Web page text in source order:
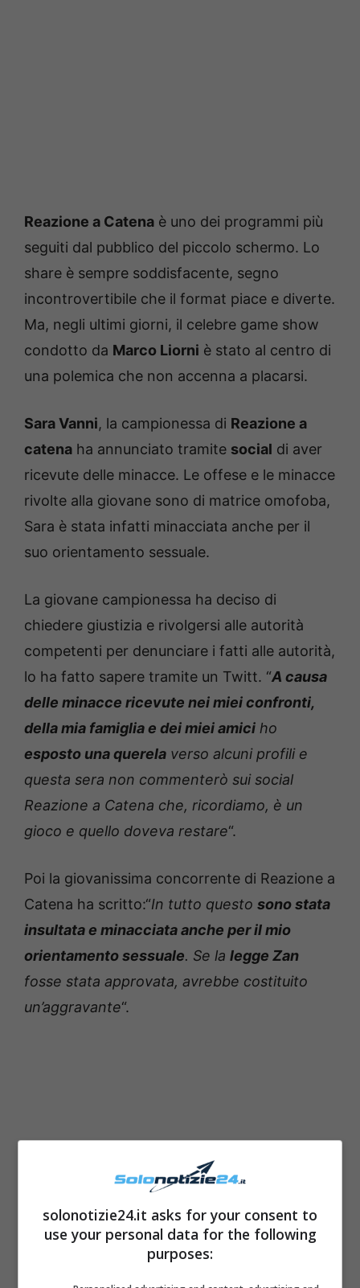
Reazione a Catena è uno dei programmi più
seguiti dal pubblico del piccolo schermo. Lo
share è sempre soddisfacente, segno
incontrovertibile che il format piace e diverte.
Ma, negli ultimi giorni, il celebre game show
condotto da Marco Liorni è stato al centro di
una polemica che non accenna a placarsi.
Sara Vanni, la campionessa di Reazione a
catena ha annunciato tramite social di aver
ricevute delle minacce. Le offese e le minacce
rivolte alla giovane sono di matrice omofoba,
Sara è stata infatti minacciata anche per il
suo orientamento sessuale.
La giovane campionessa ha deciso di
chiedere giustizia e rivolgersi alle autorità
competenti per denunciare i fatti alle autorità,
lo ha fatto sapere tramite un Twitt. “A causa
delle minacce ricevute nei miei confronti,
della mia famiglia e dei miei amici ho
esposto una querela verso alcuni profili e
questa sera non commenterò sui social
Reazione a Catena che, ricordiamo, è un
gioco e quello doveva restare“.
Poi la giovanissima concorrente di Reazione a
Catena ha scritto:“In tutto questo sono stata
insultata e minacciata anche per il mio
orientamento sessuale. Se la legge Zan
fosse stata approvata, avrebbe costituito
un’aggravante“.
solonotizie24.it asks for your consent to
use your personal data for the following
purposes: